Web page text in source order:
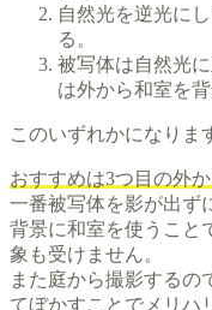
自然光を逆光に
る。
被写体は自然光
は外から和室を
このいずれかになりま
おすすめは3つ目の外
一番被写体を影が出ず
背景に和室を使うこと
象も受けません。
また庭から撮影するの
てぼかすことでメリハ